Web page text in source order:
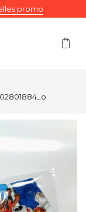
promo